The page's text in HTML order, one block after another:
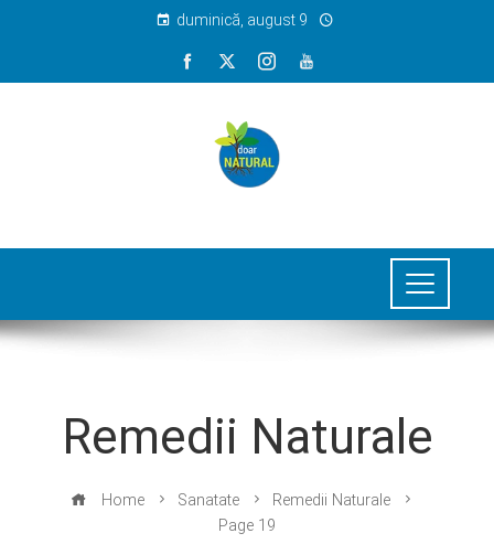
duminică, august 9
Remedii Naturale
Home Sanatate
Remedii Naturale
Page 19